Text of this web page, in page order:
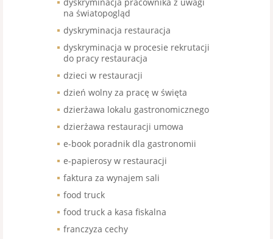
na światopogląd
dyskryminacja restauracja
dyskryminacja w procesie rekrutacji
do pracy restauracja
dzieci w restauracji
dzień wolny za pracę w święta
dzierżawa lokalu gastronomicznego
dzierżawa restauracji umowa
e-book poradnik dla gastronomii
e-papierosy w restauracji
faktura za wynajem sali
food truck
food truck a kasa fiskalna
franczyza cechy